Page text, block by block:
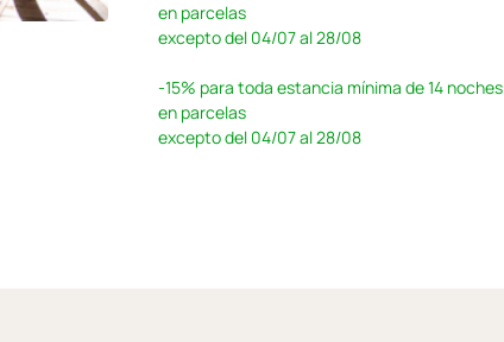
en parcelas
excepto del 04/07 al 28/08
-15% para toda estancia mínima de 14 noches
en parcelas
excepto del 04/07 al 28/08